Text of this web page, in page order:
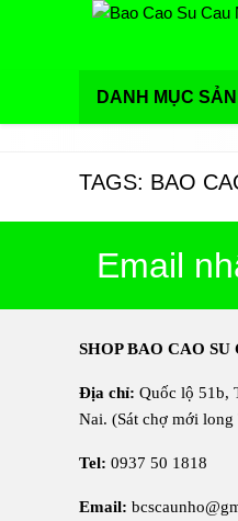
DANH MỤC
TAGS: BAO
Email
SHOP BAO CAO
Địa chỉ: Quốc lộ 51b,
Nai. (Sát chợ mới long
Tel: 0937 50 1818
Email: